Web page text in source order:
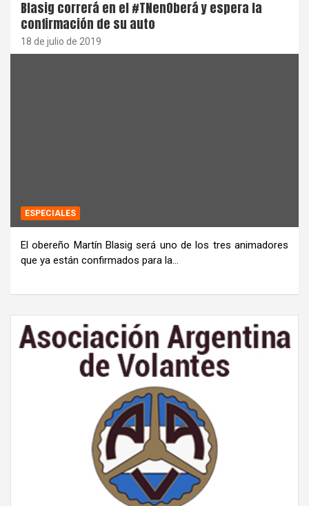
Blasig correrá en el #TNenOberá y espera la
confirmación de su auto
18 de julio de 2019
ESPECIALES
El obereño Martín Blasig será uno de los tres animadores
que ya están confirmados para la…